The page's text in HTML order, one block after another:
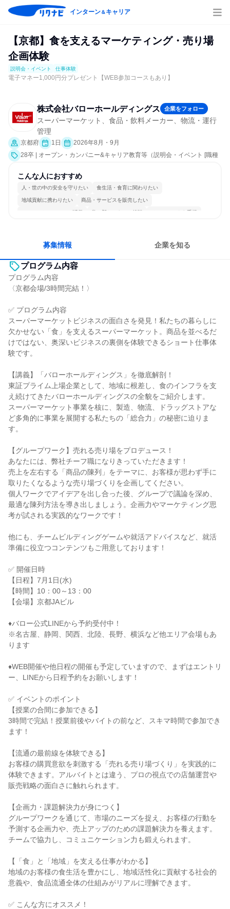
インターン＆キャリア
【京都】食を支えるマーケティング・売り場
企画体験
説明会・イベント 仕事体験
電子マネー1,000円分プレゼント【WEB参加コースもあり】
株式会社バローホールディングス 企業をフォロー
スーパーマーケット、食品・飲料メーカー、物流・運行
管理
京都府 1日
2026年8月・9月
28卒 | オープン・カンパニー&キャリア教育等（説明会・イベント [職種
こんな人におすすめ
人・世の中の安全を守りたい 食生活・食育に関わりたい
地域貢献に携わりたい 商品・サービスを販売したい
コミュニケーションが活発 常に新しいものに挑戦 チームワークを重視
募集情報 企業を知る
プログラム内容
プログラム内容
〈京都会場/3時間完結！〉
✅ プログラム内容
スーパーマーケットビジネスの面白さを発見！私たちの暮らしに
欠かせない「食」を支えるスーパーマーケット。商品を並べるだ
けではない、奥深いビジネスの裏側を体験できるショート仕事体
験です。
【講義】「バローホールディングス」を徹底解剖！
東証プライム上場企業として、地域に根差し、食のインフラを支
え続けてきたバローホールディングスの全貌をご紹介します。
スーパーマーケット事業を核に、製造、物流、ドラッグストアな
ど多角的に事業を展開する私たちの「総合力」の秘密に迫りま
す。
【グループワーク】売れる売り場をプロデュース！
あなたには、弊社チーフ職になりきっていただきます！
売上を左右する「商品の陳列」をテーマに、お客様が思わず手に
取りたくなるような売り場づくりを企画してください。
個人ワークでアイデアを出し合った後、グループで議論を深め、
最適な陳列方法を導き出しましょう。企画力やマーケティング思
考が試される実践的なワークです！
他にも、チームビルディングゲームや就活アドバイスなど、就活
準備に役立つコンテンツもご用意しております！
✅ 開催日時
【日程】7月1日(水)
【時間】10：00～13：00
【会場】京都JAビル
♦バロー公式LINEから予約受付中！
※名古屋、静岡、関西、北陸、長野、横浜など他エリア会場もあ
ります
♦WEB開催や他日程の開催も予定していますので、まずはエントリ
ー、LINEから日程予約をお願いします！
✅ イベントのポイント
【授業の合間に参加できる】
3時間で完結！授業前後やバイトの前など、スキマ時間で参加でき
ます！
【流通の最前線を体験できる】
お客様の購買意欲を刺激する「売れる売り場づくり」を実践的に
体験できます。アルバイトとは違う、プロの視点での店舗運営や
販売戦略の面白さに触れられます。
【企画力・課題解決力が身につく】
グループワークを通じて、市場のニーズを捉え、お客様の行動を
予測する企画力や、売上アップのための課題解決力を養えます。
チームで協力し、コミュニケーション力も鍛えられます。
【「食」と「地域」を支える仕事がわかる】
地域のお客様の食生活を豊かにし、地域活性化に貢献する社会的
意義や、食品流通全体の仕組みがリアルに理解できます。
✅ こんな方にオススメ！